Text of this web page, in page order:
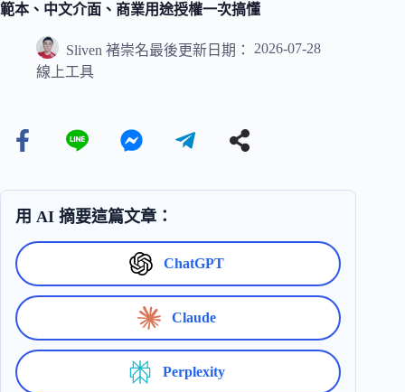
範本、中文介面、商業用途授權一次搞懂
Sliven 褚崇名最後更新日期：
2026-07-28
線上工具
用 AI 摘要這篇文章：
ChatGPT
Claude
Perplexity